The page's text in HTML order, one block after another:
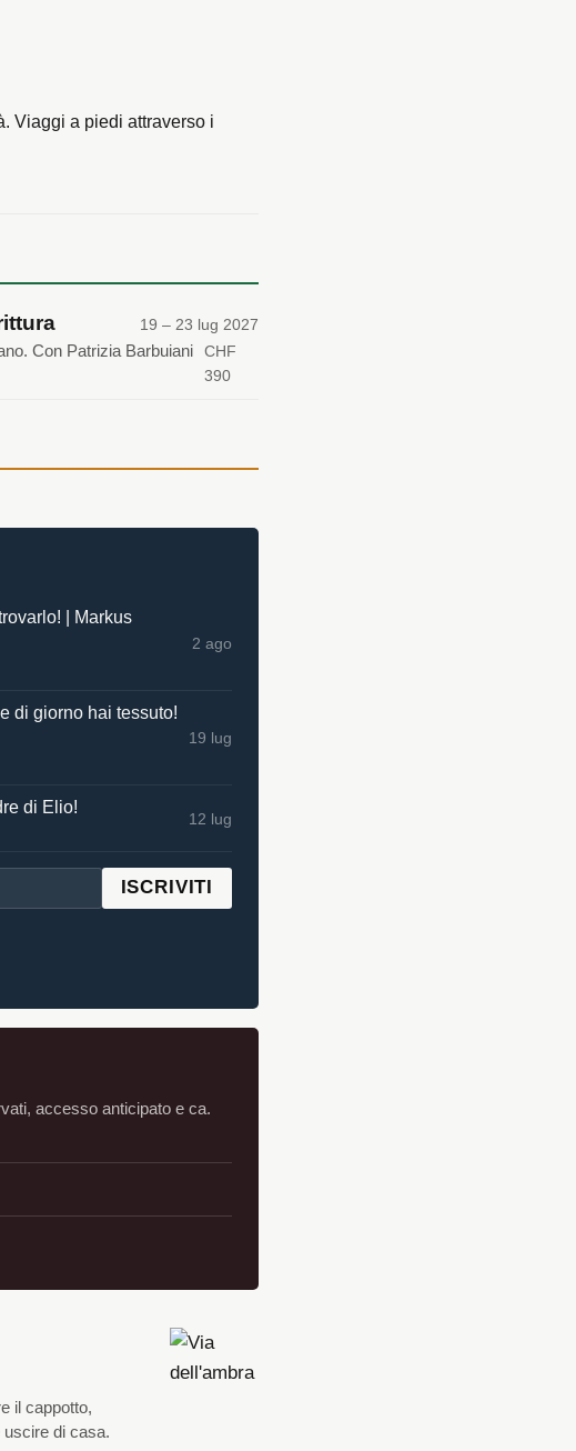
Viaggi a piedi attraverso i
19 – 23 lug 2027
Con Patrizia Barbuiani
CHF
390
| Markus
2 ago
di giorno hai tessuto!
19 lug
di Elio!
12 lug
ISCRIVITI
accesso anticipato e ca.
il cappotto,
di casa.